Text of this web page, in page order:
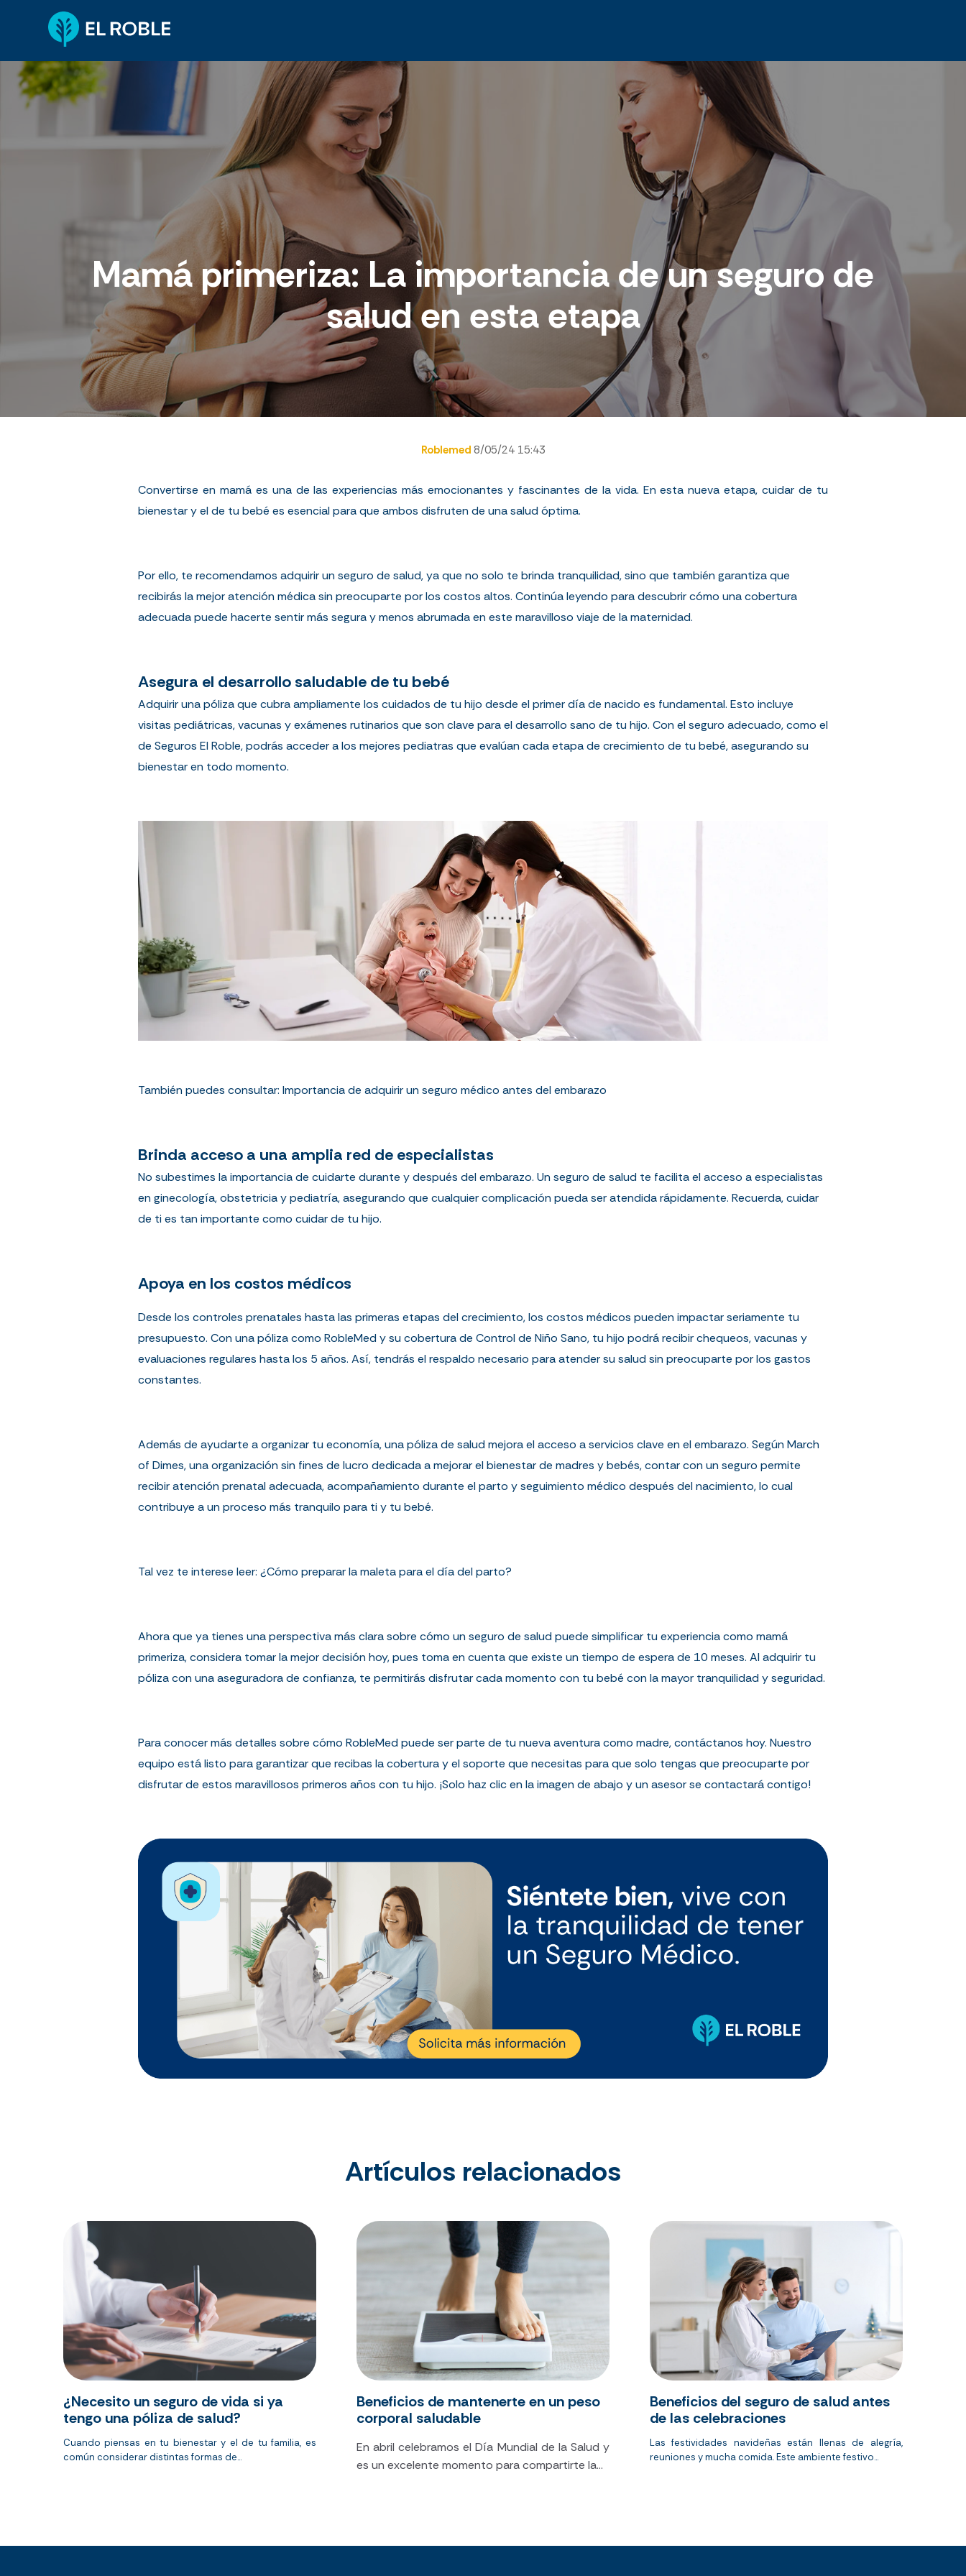
Mamá primeriza: La importancia de un seguro de
salud en esta etapa
Roblemed 8/05/24 15:43
Convertirse en mamá es una de las experiencias más emocionantes y fascinantes de la vida. En esta nueva etapa, cuidar de tu
bienestar y el de tu bebé es esencial para que ambos disfruten de una salud óptima.
Por ello, te recomendamos adquirir un seguro de salud, ya que no solo te brinda tranquilidad, sino que también garantiza que
recibirás la mejor atención médica sin preocuparte por los costos altos. Continúa leyendo para descubrir cómo una cobertura
adecuada puede hacerte sentir más segura y menos abrumada en este maravilloso viaje de la maternidad.
Asegura el desarrollo saludable de tu bebé
Adquirir una póliza que cubra ampliamente los cuidados de tu hijo desde el primer día de nacido es fundamental. Esto incluye
visitas pediátricas, vacunas y exámenes rutinarios que son clave para el desarrollo sano de tu hijo. Con el seguro adecuado, como el
de Seguros El Roble, podrás acceder a los mejores pediatras que evalúan cada etapa de crecimiento de tu bebé, asegurando su
bienestar en todo momento.
También puedes consultar: Importancia de adquirir un seguro médico antes del embarazo
Brinda acceso a una amplia red de especialistas
No subestimes la importancia de cuidarte durante y después del embarazo. Un seguro de salud te facilita el acceso a especialistas
en ginecología, obstetricia y pediatría, asegurando que cualquier complicación pueda ser atendida rápidamente. Recuerda, cuidar
de ti es tan importante como cuidar de tu hijo.
Apoya en los costos médicos
Desde los controles prenatales hasta las primeras etapas del crecimiento, los costos médicos pueden impactar seriamente tu
presupuesto. Con una póliza como RobleMed y su cobertura de Control de Niño Sano, tu hijo podrá recibir chequeos, vacunas y
evaluaciones regulares hasta los 5 años. Así, tendrás el respaldo necesario para atender su salud sin preocuparte por los gastos
constantes.
Además de ayudarte a organizar tu economía, una póliza de salud mejora el acceso a servicios clave en el embarazo. Según March
of Dimes, una organización sin fines de lucro dedicada a mejorar el bienestar de madres y bebés, contar con un seguro permite
recibir atención prenatal adecuada, acompañamiento durante el parto y seguimiento médico después del nacimiento, lo cual
contribuye a un proceso más tranquilo para ti y tu bebé.
Tal vez te interese leer: ¿Cómo preparar la maleta para el día del parto?
Ahora que ya tienes una perspectiva más clara sobre cómo un seguro de salud puede simplificar tu experiencia como mamá
primeriza, considera tomar la mejor decisión hoy, pues toma en cuenta que existe un tiempo de espera de 10 meses. Al adquirir tu
póliza con una aseguradora de confianza, te permitirás disfrutar cada momento con tu bebé con la mayor tranquilidad y seguridad.
Para conocer más detalles sobre cómo RobleMed puede ser parte de tu nueva aventura como madre, contáctanos hoy. Nuestro
equipo está listo para garantizar que recibas la cobertura y el soporte que necesitas para que solo tengas que preocuparte por
disfrutar de estos maravillosos primeros años con tu hijo. ¡Solo haz clic en la imagen de abajo y un asesor se contactará contigo!
Artículos relacionados
¿Necesito un seguro de vida si ya
tengo una póliza de salud?
Cuando piensas en tu bienestar y el de tu familia, es
común considerar distintas formas de...
Beneficios de mantenerte en un peso
corporal saludable
En abril celebramos el Día Mundial de la Salud y
es un excelente momento para compartirte la...
Beneficios del seguro de salud antes
de las celebraciones
Las festividades navideñas están llenas de alegría,
reuniones y mucha comida. Este ambiente festivo...